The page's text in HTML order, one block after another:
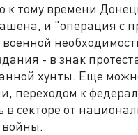
к тому времени
и "операция с
- в знак
хунты. Еще
переходом к
секторе от